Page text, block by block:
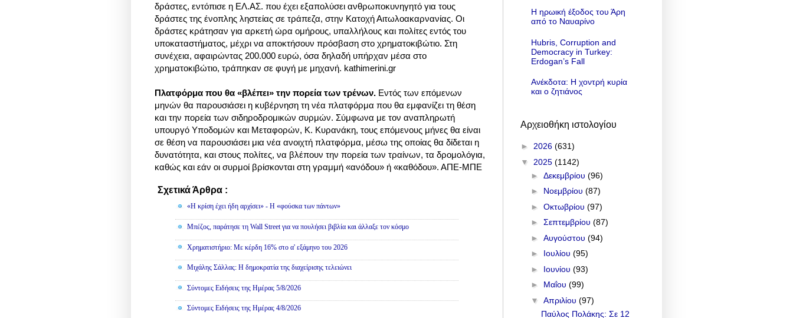
δράστες, εντόπισε η ΕΛ.ΑΣ. που έχει εξαπολύσει ανθρωποκυνηγητό για τους
δράστες της ένοπλης ληστείας σε τράπεζα, στην Κατοχή Αιτωλοακαρνανίας. Οι
δράστες κράτησαν για αρκετή ώρα ομήρους, υπαλλήλους και πολίτες εντός του
υποκαταστήματος, μέχρι να αποκτήσουν πρόσβαση στο χρηματοκιβώτιο. Στη
συνέχεια, αφαιρώντας 200.000 ευρώ, όσα δηλαδή υπήρχαν μέσα στο
χρηματοκιβώτιο, τράπηκαν σε φυγή με μηχανή. kathimerini.gr
Πλατφόρμα που θα «βλέπει» την πορεία των τρένων. Εντός των επόμενων
μηνών θα παρουσιάσει η κυβέρνηση τη νέα πλατφόρμα που θα εμφανίζει τη θέση
και την πορεία των σιδηροδρομικών συρμών. Σύμφωνα με τον αναπληρωτή
υπουργό Υποδομών και Μεταφορών, Κ. Κυρανάκη, τους επόμενους μήνες θα είναι
σε θέση να παρουσιάσει μια νέα ανοιχτή πλατφόρμα, μέσω της οποίας θα δίδεται η
δυνατότητα, και στους πολίτες, να βλέπουν την πορεία των τραίνων, τα δρομολόγια,
καθώς και εάν οι συρμοί βρίσκονται στη γραμμή «ανόδου» ή «καθόδου». ΑΠΕ-ΜΠΕ
Σχετικά Άρθρα :
«Η κρίση έχει ήδη αρχίσει» - Η «φούσκα των πάντων»
Μπέζος, παράτησε τη Wall Street για να πουλήσει βιβλία και άλλαξε τον κόσμο
Χρηματιστήριο: Με κέρδη 16% στο α' εξάμηνο του 2026
Μιχάλης Σάλλας: Η δημοκρατία της διαχείρισης τελειώνει
Σύντομες Ειδήσεις της Ημέρας 5/8/2026
Σύντομες Ειδήσεις της Ημέρας 4/8/2026
Η ηρωική έξοδος του Άρη
από το Ναυαρίνο
Hubris, Corruption and
Democracy in Turkey:
Erdogan’s Fall
Ανέκδοτα: Η χοντρή κυρία
και ο ζητιάνος
Αρχειοθήκη ιστολογίου
► 2026 (631)
▼ 2025 (1142)
► Δεκεμβρίου (96)
► Νοεμβρίου (87)
► Οκτωβρίου (97)
► Σεπτεμβρίου (87)
► Αυγούστου (94)
► Ιουλίου (95)
► Ιουνίου (93)
► Μαΐου (99)
▼ Απριλίου (97)
Παύλος Πολάκης: Σε 12